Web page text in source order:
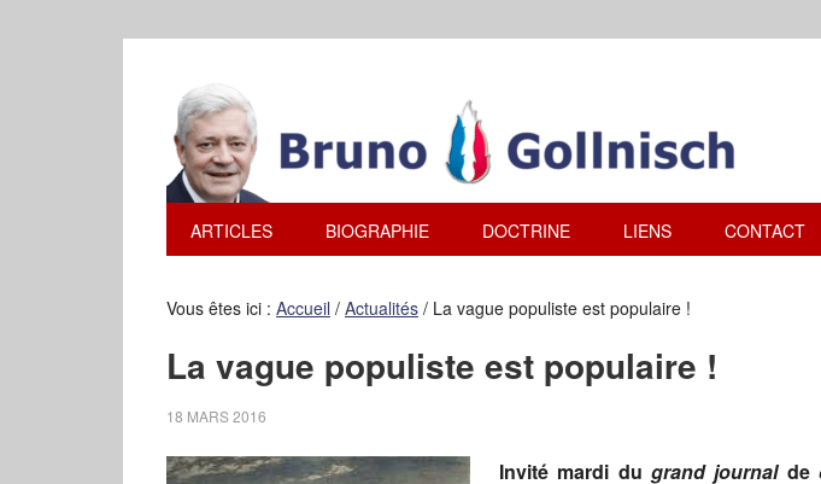
ARTICLES BIOGRAPHIE DOCTRINE LIENS CONTACT
Vous êtes ici : Accueil / Actualités / La vague populiste est populaire !
La vague populiste est populaire !
18 MARS 2016
Invité mardi du grand journalde